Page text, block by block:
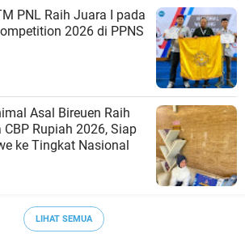
PNL Raih Juara I pada
2026 di PPNS
Asal Bireuen Raih
Rupiah 2026, Siap
ke Tingkat Nasional
LIHAT SEMUA